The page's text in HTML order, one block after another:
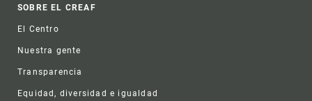
Footer
SOBRE EL CREAF
El Centro
Nuestra gente
Transparencia
Equidad, diversidad e igualdad